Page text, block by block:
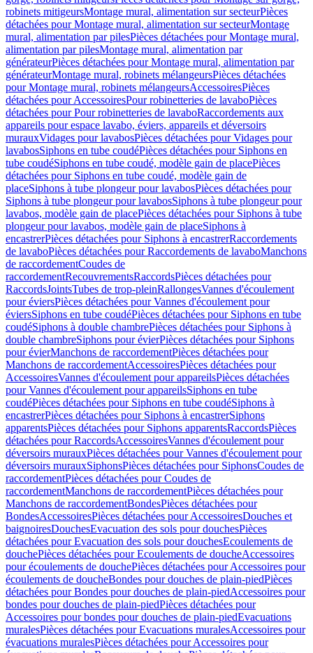
robinets mitigeursMontage mural, alimentation sur secteurPièces
détachées pour Montage mural, alimentation sur secteurMontage
mural, alimentation par pilesPièces détachées pour Montage mural,
alimentation par pilesMontage mural, alimentation par
générateurPièces détachées pour Montage mural, alimentation par
générateurMontage mural, robinets mélangeursPièces détachées
pour Montage mural, robinets mélangeursAccessoiresPièces
détachées pour AccessoiresPour robinetteries de lavaboPièces
détachées pour Pour robinetteries de lavaboRaccordements aux
appareils pour espace lavabo, éviers, appareils et déversoirs
murauxVidages pour lavabosPièces détachées pour Vidages pour
lavabosSiphons en tube coudéPièces détachées pour Siphons en
tube coudéSiphons en tube coudé, modèle gain de placePièces
détachées pour Siphons en tube coudé, modèle gain de
placeSiphons à tube plongeur pour lavabosPièces détachées pour
Siphons à tube plongeur pour lavabosSiphons à tube plongeur pour
lavabos, modèle gain de placePièces détachées pour Siphons à tube
plongeur pour lavabos, modèle gain de placeSiphons à
encastrerPièces détachées pour Siphons à encastrerRaccordements
de lavaboPièces détachées pour Raccordements de lavaboManchons
de raccordementCoudes de
raccordementRecouvrementsRaccordsPièces détachées pour
RaccordsJointsTubes de trop-pleinRallongesVannes d'écoulement
pour éviersPièces détachées pour Vannes d'écoulement pour
éviersSiphons en tube coudéPièces détachées pour Siphons en tube
coudéSiphons à double chambrePièces détachées pour Siphons à
double chambreSiphons pour évierPièces détachées pour Siphons
pour évierManchons de raccordementPièces détachées pour
Manchons de raccordementAccessoiresPièces détachées pour
AccessoiresVannes d'écoulement pour appareilsPièces détachées
pour Vannes d'écoulement pour appareilsSiphons en tube
coudéPièces détachées pour Siphons en tube coudéSiphons à
encastrerPièces détachées pour Siphons à encastrerSiphons
apparentsPièces détachées pour Siphons apparentsRaccordsPièces
détachées pour RaccordsAccessoiresVannes d'écoulement pour
déversoirs murauxPièces détachées pour Vannes d'écoulement pour
déversoirs murauxSiphonsPièces détachées pour SiphonsCoudes de
raccordementPièces détachées pour Coudes de
raccordementManchons de raccordementPièces détachées pour
Manchons de raccordementBondesPièces détachées pour
BondesAccessoiresPièces détachées pour AccessoiresDouches et
baignoiresDouchesEvacuation des sols pour douchesPièces
détachées pour Evacuation des sols pour douchesEcoulements de
douchePièces détachées pour Ecoulements de doucheAccessoires
pour écoulements de douchePièces détachées pour Accessoires pour
écoulements de doucheBondes pour douches de plain-piedPièces
détachées pour Bondes pour douches de plain-piedAccessoires pour
bondes pour douches de plain-piedPièces détachées pour
Accessoires pour bondes pour douches de plain-piedEvacuations
muralesPièces détachées pour Evacuations muralesAccessoires pour
évacuations muralesPièces détachées pour Accessoires pour